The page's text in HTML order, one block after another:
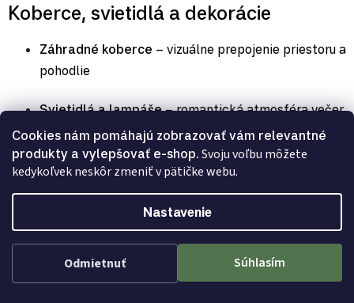
Cookies nám pomáhajú zobrazovať vám relevantné
produkty a vylepšovať e-shop. Svoju voľbu môžete
kedykoľvek neskôr zmeniť v pätičke webu.
Nastavenie
Odmietnuť Súhlasím
Koberce, svietidlá a dekorácie
Záhradné koberce – vizuálne prepojenie priestoru a
pohodlie
Svietidlá a lampáše– romantická atmosféra večer
Kvetináče, vázy a umelé rastliny
– zelené akcenty,
farba a vizuál bez starostlivosti
Funkčnosť, ochrana a styling
Exteriérové doplnky nie sú len dekorácia – plnia funkciu
ochrany, pohodlia a flexibility: